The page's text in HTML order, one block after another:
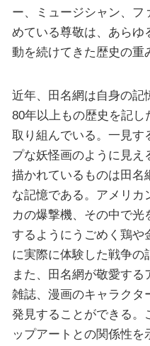
ー、ミュージシャン、
めている尊敬は、あらゆ
動を続けてきた歴史の重
近年、田名網は自身の記
80年以上もの歴史を記し
取り組んでいる。一見す
プな妖怪画のように見え
描かれているものは田名
な記憶である。アメリカ
カの爆撃機、その中で
するようにうごめく鶏や
に実際に体験した戦争の
また、田名網が敬愛す
雑誌、漫画のキャラクタ
発見することができる。
ップアートとの関係性